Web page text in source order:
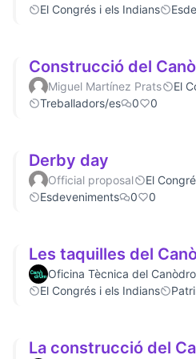
El Congrés i els Indians
Construcció del
Miguel Martínez Prats
El
Treballadors/es
0 0
Derby day
Official proposal
El
Esdeveniments
0 0
Les taquilles del
Oficina Tècnica del
El Congrés i els Indians
La construcció del